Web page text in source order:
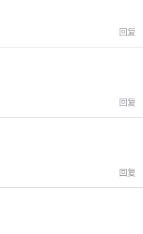
回复
回复
回复